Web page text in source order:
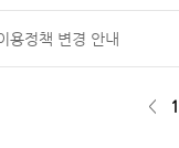
용정책 변경 안내
< 1